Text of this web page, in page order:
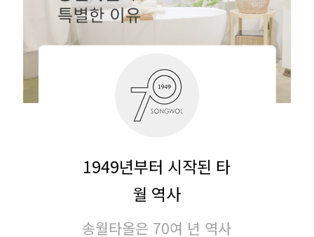
1949년부터 시작된 타
월 역사
송월타올은 70여 년 역사